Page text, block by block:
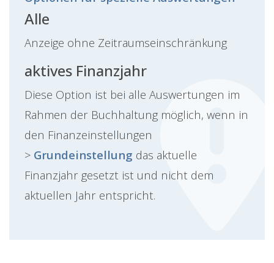
Alle
Anzeige ohne Zeitraumseinschränkung
aktives Finanzjahr
Diese Option ist bei alle Auswertungen im
Rahmen der Buchhaltung möglich, wenn in
den Finanzeinstellungen
> Grundeinstellung das aktuelle
Finanzjahr gesetzt ist und nicht dem
aktuellen Jahr entspricht.